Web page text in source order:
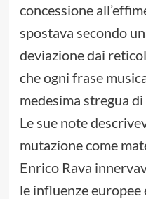
concessione
spostava secondo
deviazione dai
che ogni frase
medesima stregua
Le sue note
mutazione come
Enrico Rava
le influenze europee